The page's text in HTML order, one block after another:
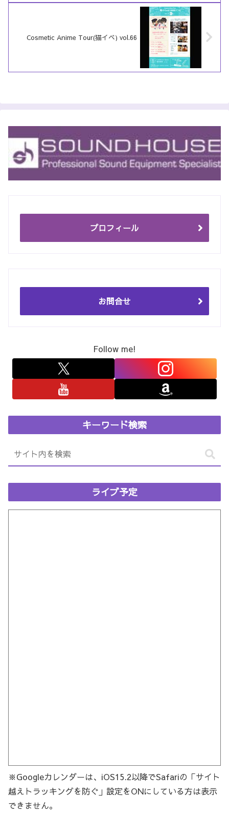
Cosmetic Anime Tour(猫イベ) vol.66
プロフィール
お問合せ
Follow me!
キーワード検索
ライブ予定
※Googleカレンダーは、iOS15.2以降でSafariの「サイト
越えトラッキングを防ぐ」設定をONにしている方は表示
できません。